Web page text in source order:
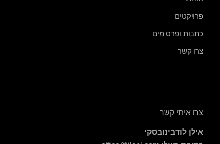
פרויקטים
כתבות ופרסומים
צרו קשר
צרו איתי קשר
אילן לודבינובסקי